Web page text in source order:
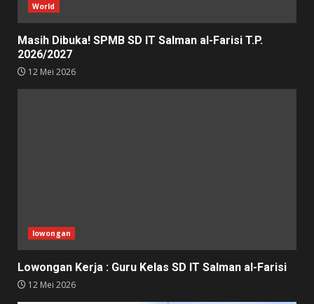
World
Masih Dibuka! SPMB SD IT Salman al-Farisi T.P.
2026/2027
12 Mei 2026
lowongan
Lowongan Kerja : Guru Kelas SD IT Salman al-Farisi
12 Mei 2026